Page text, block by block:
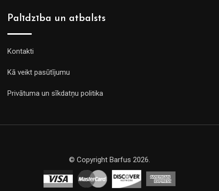
Palīdzība un atbalsts
Kontakti
Kā veikt pasūtījumu
Privātuma un sīkdatņu politika
© Copyright Barfus 2026.